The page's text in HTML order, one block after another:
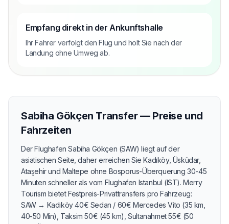
Empfang direkt in der Ankunftshalle
Ihr Fahrer verfolgt den Flug und holt Sie nach der
Landung ohne Umweg ab.
Sabiha Gökçen Transfer — Preise und
Fahrzeiten
Der Flughafen Sabiha Gökçen (SAW) liegt auf der
asiatischen Seite, daher erreichen Sie Kadıköy, Üsküdar,
Ataşehir und Maltepe ohne Bosporus-Überquerung 30-45
Minuten schneller als vom Flughafen Istanbul (IST). Merry
Tourism bietet Festpreis-Privattransfers pro Fahrzeug:
SAW → Kadıköy 40€ Sedan / 60€ Mercedes Vito (35 km,
40-50 Min), Taksim 50€ (45 km), Sultanahmet 55€ (50